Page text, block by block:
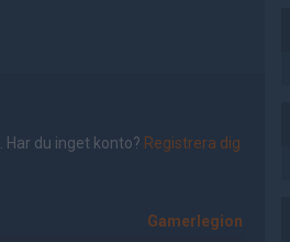
du inget konto? Registrera dig
Gamerlegion